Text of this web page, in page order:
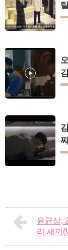
윤균상,
리 새끼